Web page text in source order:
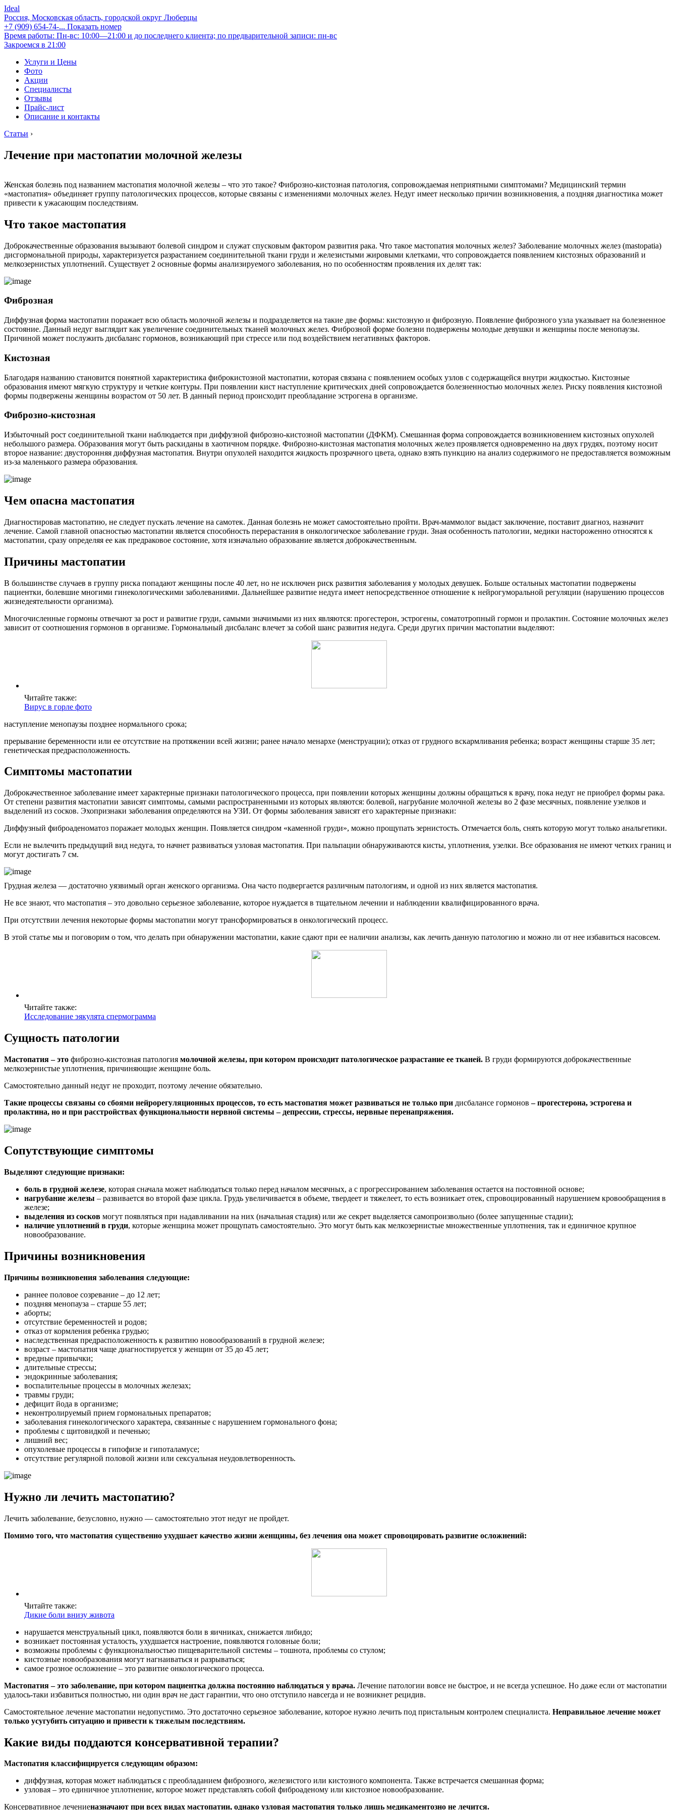
Ideal
Россия, Московская область, городской округ Люберцы
+7 (909) 654-74-... Показать номер
Время работы: Пн-вс: 10:00—21:00 и до последнего клиента; по предварительной записи: пн-вс
Закроемся в 21:00
Услуги и Цены
Фото
Акции
Специалисты
Отзывы
Прайс-лист
Описание и контакты
Статьи ›
Лечение при мастопатии молочной железы
Женская болезнь под названием мастопатия молочной железы – что это такое? Фиброзно-кистозная патология, сопровождаемая неприятными симптомами? Медицинский термин
«мастопатия» объединяет группу патологических процессов, которые связаны с изменениями молочных желез. Недуг имеет несколько причин возникновения, а поздняя диагностика может
привести к ужасающим последствиям.
Что такое мастопатия
Доброкачественные образования вызывают болевой синдром и служат спусковым фактором развития рака. Что такое мастопатия молочных желез? Заболевание молочных желез (mastopatia)
дисгормональной природы, характеризуется разрастанием соединительной ткани груди и железистыми жировыми клетками, что сопровождается появлением кистозных образований и
мелкозернистых уплотнений. Существует 2 основные формы анализируемого заболевания, но по особенностям проявления их делят так:
Фиброзная
Диффузная форма мастопатии поражает всю область молочной железы и подразделяется на такие две формы: кистозную и фиброзную. Появление фиброзного узла указывает на болезненное
состояние. Данный недуг выглядит как увеличение соединительных тканей молочных желез. Фиброзной форме болезни подвержены молодые девушки и женщины после менопаузы.
Причиной может послужить дисбаланс гормонов, возникающий при стрессе или под воздействием негативных факторов.
Кистозная
Благодаря названию становится понятной характеристика фиброкистозной мастопатии, которая связана с появлением особых узлов с содержащейся внутри жидкостью. Кистозные
образования имеют мягкую структуру и четкие контуры. При появлении кист наступление критических дней сопровождается болезненностью молочных желез. Риску появления кистозной
формы подвержены женщины возрастом от 50 лет. В данный период происходит преобладание эстрогена в организме.
Фиброзно-кистозная
Избыточный рост соединительной ткани наблюдается при диффузной фиброзно-кистозной мастопатии (ДФКМ). Смешанная форма сопровождается возникновением кистозных опухолей
небольшого размера. Образования могут быть раскиданы в хаотичном порядке. Фиброзно-кистозная мастопатия молочных желез проявляется одновременно на двух грудях, поэтому носит
второе название: двусторонняя диффузная мастопатия. Внутри опухолей находится жидкость прозрачного цвета, однако взять пункцию на анализ содержимого не предоставляется возможным
из-за маленького размера образования.
Чем опасна мастопатия
Диагностировав мастопатию, не следует пускать лечение на самотек. Данная болезнь не может самостоятельно пройти. Врач-маммолог выдаст заключение, поставит диагноз, назначит
лечение. Самой главной опасностью мастопатии является способность перерастания в онкологическое заболевание груди. Зная особенность патологии, медики настороженно относятся к
мастопатии, сразу определяя ее как предраковое состояние, хотя изначально образование является доброкачественным.
Причины мастопатии
В большинстве случаев в группу риска попадают женщины после 40 лет, но не исключен риск развития заболевания у молодых девушек. Больше остальных мастопатии подвержены
пациентки, болевшие многими гинекологическими заболеваниями. Дальнейшее развитие недуга имеет непосредственное отношение к нейрогуморальной регуляции (нарушению процессов
жизнедеятельности организма).
Многочисленные гормоны отвечают за рост и развитие груди, самыми значимыми из них являются: прогестерон, эстрогены, соматотропный гормон и пролактин. Состояние молочных желез
зависит от соотношения гормонов в организме. Гормональный дисбаланс влечет за собой шанс развития недуга. Среди других причин мастопатии выделяют:
Читайте также:
Вирус в горле фото
наступление менопаузы позднее нормального срока;
прерывание беременности или ее отсутствие на протяжении всей жизни; ранее начало менархе (менструации); отказ от грудного вскармливания ребенка; возраст женщины старше 35 лет;
генетическая предрасположенность.
Симптомы мастопатии
Доброкачественное заболевание имеет характерные признаки патологического процесса, при появлении которых женщины должны обращаться к врачу, пока недуг не приобрел формы рака.
От степени развития мастопатии зависят симптомы, самыми распространенными из которых являются: болевой, нагрубание молочной железы во 2 фазе месячных, появление узелков и
выделений из сосков. Эхопризнаки заболевания определяются на УЗИ. От формы заболевания зависят его характерные признаки:
Диффузный фиброаденоматоз поражает молодых женщин. Появляется синдром «каменной груди», можно прощупать зернистость. Отмечается боль, снять которую могут только анальгетики.
Если не вылечить предыдущий вид недуга, то начнет развиваться узловая мастопатия. При пальпации обнаруживаются кисты, уплотнения, узелки. Все образования не имеют четких границ и
могут достигать 7 см.
Грудная железа — достаточно уязвимый орган женского организма. Она часто подвергается различным патологиям, и одной из них является мастопатия.
Не все знают, что мастопатия – это довольно серьезное заболевание, которое нуждается в тщательном лечении и наблюдении квалифицированного врача.
При отсутствии лечения некоторые формы мастопатии могут трансформироваться в онкологический процесс.
В этой статье мы и поговорим о том, что делать при обнаружении мастопатии, какие сдают при ее наличии анализы, как лечить данную патологию и можно ли от нее избавиться насовсем.
Читайте также:
Исследование эякулята спермограмма
Сущность патологии
Мастопатия – это фиброзно-кистозная патология молочной железы, при котором происходит патологическое разрастание ее тканей. В груди формируются доброкачественные
мелкозернистые уплотнения, причиняющие женщине боль.
Самостоятельно данный недуг не проходит, поэтому лечение обязательно.
Такие процессы связаны со сбоями нейрорегуляционных процессов, то есть мастопатия может развиваться не только при дисбалансе гормонов– прогестерона, эстрогена и
пролактина, но и при расстройствах функциональности нервной системы – депрессии, стрессы, нервные перенапряжения.
Сопутствующие симптомы
Выделяют следующие признаки:
боль в грудной железе, которая сначала может наблюдаться только перед началом месячных, а с прогрессированием заболевания остается на постоянной основе;
нагрубание железы – развивается во второй фазе цикла. Грудь увеличивается в объеме, твердеет и тяжелеет, то есть возникает отек, спровоцированный нарушением кровообращения в
железе;
выделения из сосков могут появляться при надавливании на них (начальная стадия) или же секрет выделяется самопроизвольно (более запущенные стадии);
наличие уплотнений в груди, которые женщина может прощупать самостоятельно. Это могут быть как мелкозернистые множественные уплотнения, так и единичное крупное
новообразование.
Причины возникновения
Причины возникновения заболевания следующие:
раннее половое созревание – до 12 лет;
поздняя менопауза – старше 55 лет;
аборты;
отсутствие беременностей и родов;
отказ от кормления ребенка грудью;
наследственная предрасположенность к развитию новообразований в грудной железе;
возраст – мастопатия чаще диагностируется у женщин от 35 до 45 лет;
вредные привычки;
длительные стрессы;
эндокринные заболевания;
воспалительные процессы в молочных железах;
травмы груди;
дефицит йода в организме;
неконтролируемый прием гормональных препаратов;
заболевания гинекологического характера, связанные с нарушением гормонального фона;
проблемы с щитовидкой и печенью;
лишний вес;
опухолевые процессы в гипофизе и гипоталамусе;
отсутствие регулярной половой жизни или сексуальная неудовлетворенность.
Нужно ли лечить мастопатию?
Лечить заболевание, безусловно, нужно — самостоятельно этот недуг не пройдет.
Помимо того, что мастопатия существенно ухудшает качество жизни женщины, без лечения она может спровоцировать развитие осложнений:
Читайте также:
Дикие боли внизу живота
нарушается менструальный цикл, появляются боли в яичниках, снижается либидо;
возникает постоянная усталость, ухудшается настроение, появляются головные боли;
возможны проблемы с функциональностью пищеварительной системы – тошнота, проблемы со стулом;
кистозные новообразования могут нагнаиваться и разрываться;
самое грозное осложнение – это развитие онкологического процесса.
Мастопатия – это заболевание, при котором пациентка должна постоянно наблюдаться у врача. Лечение патологии вовсе не быстрое, и не всегда успешное. Но даже если от мастопатии
удалось-таки избавиться полностью, ни один врач не даст гарантии, что оно отступило навсегда и не возникнет рецидив.
Самостоятельное лечение мастопатии недопустимо. Это достаточно серьезное заболевание, которое нужно лечить под пристальным контролем специалиста. Неправильное лечение может
только усугубить ситуацию и привести к тяжелым последствиям.
Какие виды поддаются консервативной терапии?
Мастопатия классифицируется следующим образом:
диффузная, которая может наблюдаться с преобладанием фиброзного, железистого или кистозного компонента. Также встречается смешанная форма;
узловая – это единичное уплотнение, которое может представлять собой фиброаденому или кистозное новообразование.
Консервативное лечениеназначают при всех видах мастопатии, однако узловая мастопатия только лишь медикаментозно не лечится.